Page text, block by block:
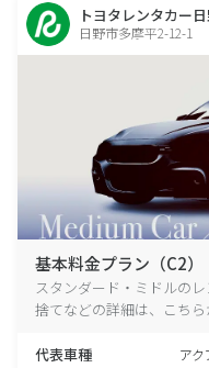
トヨタレンタカー
日野市多摩平2-12-1
基本料金プラン（C2）
スタンダード・ミドルの
捨てなどの詳細は、こちら
代表車種 アク